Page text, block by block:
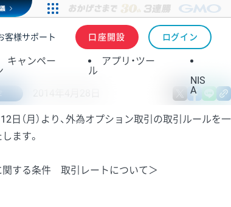
客様サポート 口座開設 ログイン
キャンペー
アプリ・ツー
ル
NIS
A
X
日（月）より、外為オプション取引の取引ルールを一
ます。
関する条件 取引レートについて＞